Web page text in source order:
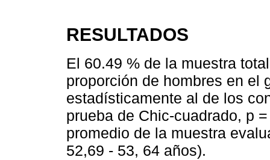
RESULTADOS
El 60.49 % de la muestra
proporción de hombres en el
estadísticamente al de los
prueba de Chic-cuadrado, p
promedio de la muestra
52,69 - 53, 64 años).